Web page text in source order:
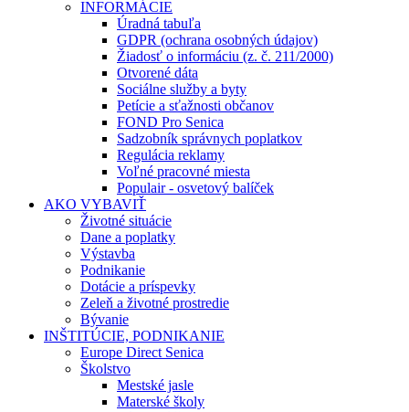
INFORMÁCIE
Úradná tabuľa
GDPR (ochrana osobných údajov)
Žiadosť o informáciu (z. č. 211/2000)
Otvorené dáta
Sociálne služby a byty
Petície a sťažnosti občanov
FOND Pro Senica
Sadzobník správnych poplatkov
Regulácia reklamy
Voľné pracovné miesta
Populair - osvetový balíček
AKO VYBAVIŤ
Životné situácie
Dane a poplatky
Výstavba
Podnikanie
Dotácie a príspevky
Zeleň a životné prostredie
Bývanie
INŠTITÚCIE, PODNIKANIE
Europe Direct Senica
Školstvo
Mestské jasle
Materské školy